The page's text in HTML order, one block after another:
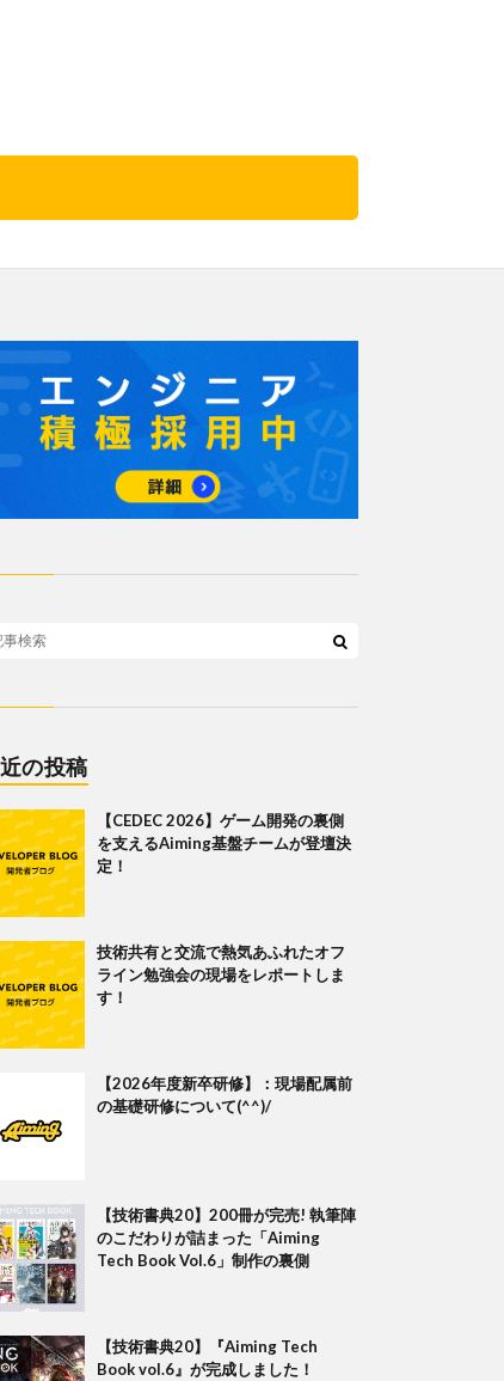
の投稿
【CEDEC 2026】ゲーム開発の裏側
を支えるAiming基盤チームが登壇決
定！
技術共有と交流で熱気あふれたオフ
ライン勉強会の現場をレポートしま
す！
【2026年度新卒研修】：現場配属前
の基礎研修について(^^)/
【技術書典20】200冊が完売! 執筆陣
のこだわりが詰まった「Aiming
Tech Book Vol.6」制作の裏側
【技術書典20】『Aiming Tech
Book vol.6』が完成しました！